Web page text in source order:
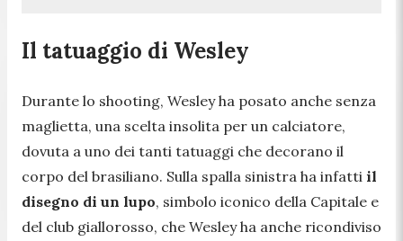
Il tatuaggio di Wesley
Durante lo shooting, Wesley ha posato anche senza
maglietta, una scelta insolita per un calciatore,
dovuta a uno dei tanti tatuaggi che decorano il
corpo del brasiliano. Sulla spalla sinistra ha infatti il
disegno di un lupo, simbolo iconico della Capitale e
del club giallorosso, che Wesley ha anche ricondiviso